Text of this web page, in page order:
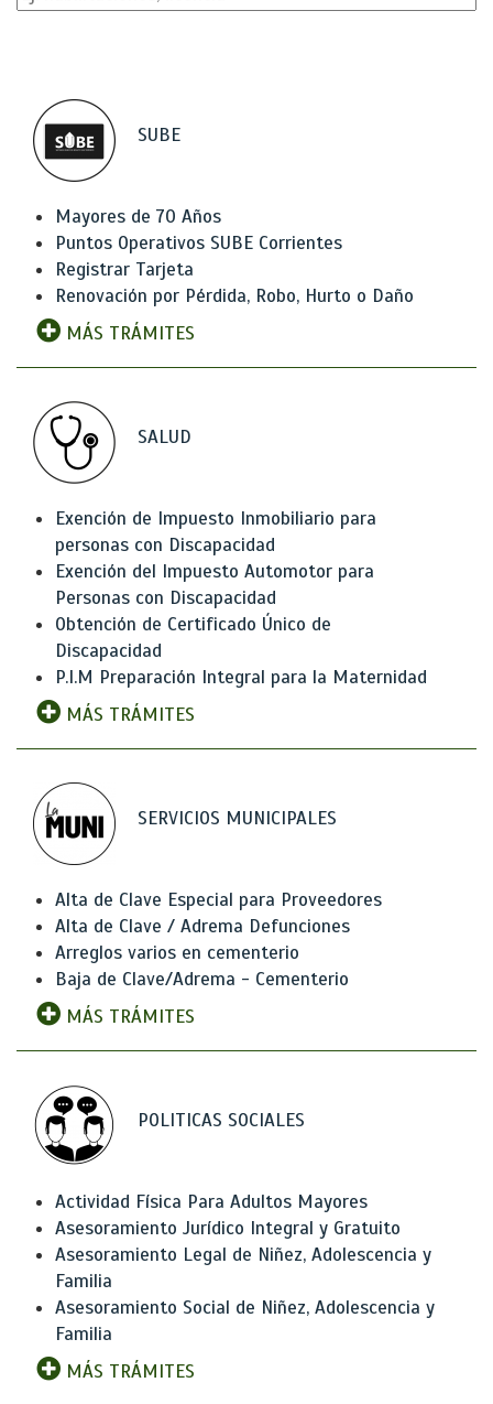
SUBE
Mayores de 70 Años
Puntos Operativos SUBE Corrientes
Registrar Tarjeta
Renovación por Pérdida, Robo, Hurto o Daño
MÁS TRÁMITES
SALUD
Exención de Impuesto Inmobiliario para
personas con Discapacidad
Exención del Impuesto Automotor para
Personas con Discapacidad
Obtención de Certificado Único de
Discapacidad
P.I.M Preparación Integral para la Maternidad
MÁS TRÁMITES
SERVICIOS MUNICIPALES
Alta de Clave Especial para Proveedores
Alta de Clave / Adrema Defunciones
Arreglos varios en cementerio
Baja de Clave/Adrema - Cementerio
MÁS TRÁMITES
POLITICAS SOCIALES
Actividad Física Para Adultos Mayores
Asesoramiento Jurídico Integral y Gratuito
Asesoramiento Legal de Niñez, Adolescencia y
Familia
Asesoramiento Social de Niñez, Adolescencia y
Familia
MÁS TRÁMITES